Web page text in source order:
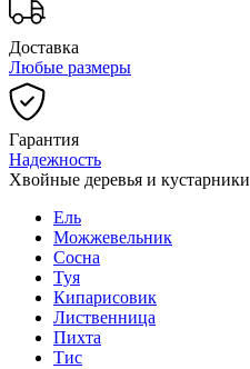
Доставка
Любые размеры
Гарантия
Надежность
Хвойные деревья и кустарники
Ель
Можжевельник
Сосна
Туя
Кипарисовик
Лиственница
Пихта
Тис